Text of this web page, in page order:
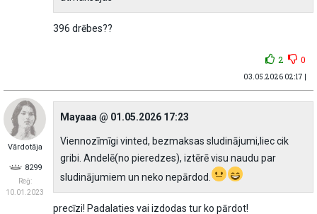
396 drēbes??
2 0
03.05.2026 02:17 |
Vārdotāja
8299
Reģ:
10.01.2023
Mayaaa @ 01.05.2026 17:23
Viennozīmīgi vinted, bezmaksas sludinājumi,liec cik
gribi. Andelē(no pieredzes), iztērē visu naudu par
sludinājumiem un neko nepārdod.
precīzi! Padalaties vai izdodas tur ko pārdot!